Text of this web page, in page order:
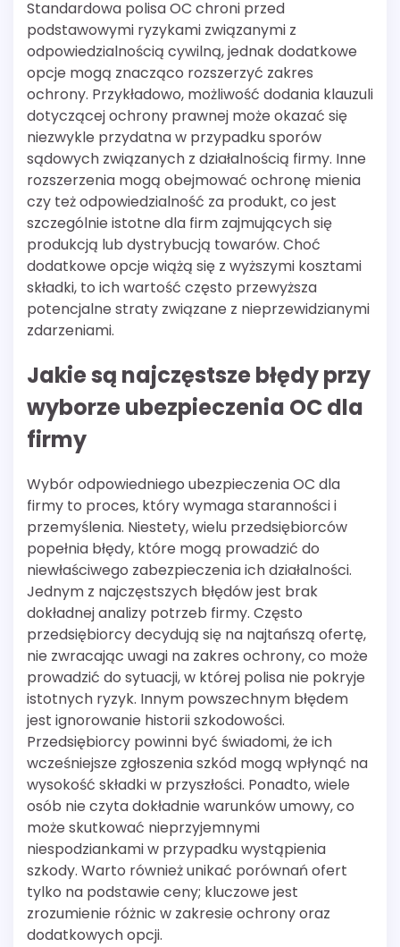
Standardowa polisa OC chroni przed
podstawowymi ryzykami związanymi z
odpowiedzialnością cywilną, jednak dodatkowe
opcje mogą znacząco rozszerzyć zakres
ochrony. Przykładowo, możliwość dodania klauzuli
dotyczącej ochrony prawnej może okazać się
niezwykle przydatna w przypadku sporów
sądowych związanych z działalnością firmy. Inne
rozszerzenia mogą obejmować ochronę mienia
czy też odpowiedzialność za produkt, co jest
szczególnie istotne dla firm zajmujących się
produkcją lub dystrybucją towarów. Choć
dodatkowe opcje wiążą się z wyższymi kosztami
składki, to ich wartość często przewyższa
potencjalne straty związane z nieprzewidzianymi
zdarzeniami.
Jakie są najczęstsze błędy przy
wyborze ubezpieczenia OC dla
firmy
Wybór odpowiedniego ubezpieczenia OC dla
firmy to proces, który wymaga staranności i
przemyślenia. Niestety, wielu przedsiębiorców
popełnia błędy, które mogą prowadzić do
niewłaściwego zabezpieczenia ich działalności.
Jednym z najczęstszych błędów jest brak
dokładnej analizy potrzeb firmy. Często
przedsiębiorcy decydują się na najtańszą ofertę,
nie zwracając uwagi na zakres ochrony, co może
prowadzić do sytuacji, w której polisa nie pokryje
istotnych ryzyk. Innym powszechnym błędem
jest ignorowanie historii szkodowości.
Przedsiębiorcy powinni być świadomi, że ich
wcześniejsze zgłoszenia szkód mogą wpłynąć na
wysokość składki w przyszłości. Ponadto, wiele
osób nie czyta dokładnie warunków umowy, co
może skutkować nieprzyjemnymi
niespodziankami w przypadku wystąpienia
szkody. Warto również unikać porównań ofert
tylko na podstawie ceny; kluczowe jest
zrozumienie różnic w zakresie ochrony oraz
dodatkowych opcji.